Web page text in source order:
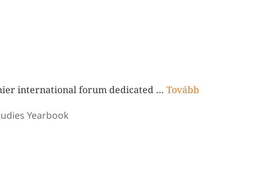
international forum dedicated … Tovább
Yearbook